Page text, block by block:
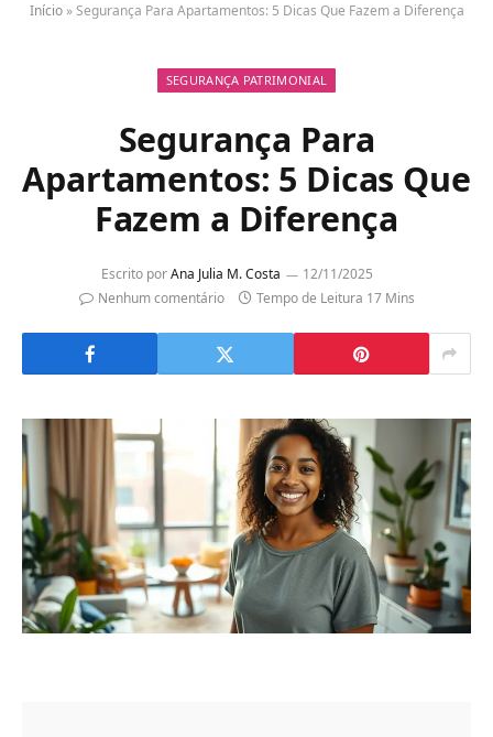
Início»Segurança Para Apartamentos: 5 Dicas Que Fazem a Diferença
SEGURANÇA PATRIMONIAL
Segurança Para
Apartamentos: 5 Dicas Que
Fazem a Diferença
Escrito por Ana Julia M. Costa
12/11/2025
Nenhum comentário
Tempo de Leitura 17 Mins